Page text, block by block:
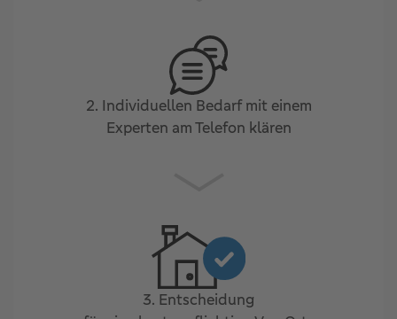
2. Individuellen Bedarf mit einem
Experten am Telefon klären
3. Entscheidung